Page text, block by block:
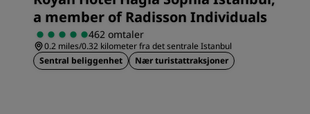
a member of Radisson Individuals
462 omtaler
0.2 miles/0.32 kilometer fra det sentrale Istanbul
Sentral beliggenhet
Nær turistattraksjoner